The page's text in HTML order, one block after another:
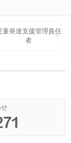
童発達支援管理責任
者